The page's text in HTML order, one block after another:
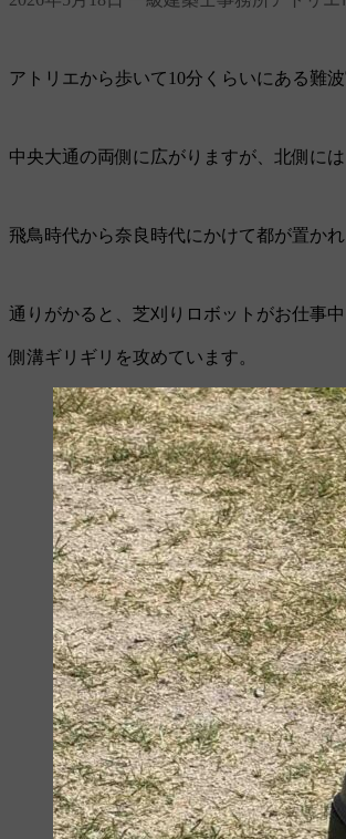
アトリエから歩いて10分くらいにある難波
中央大通の両側に広がりますが、北側に
飛鳥時代から奈良時代にかけて都が置か
通りがかると、芝刈りロボットがお仕事中
側溝ギリギリを攻めています。